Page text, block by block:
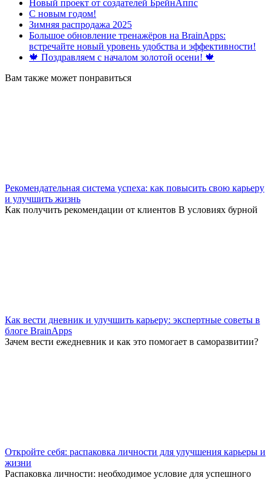
Новый проект от создателей БрейнАппс
С новым годом!
Зимняя распродажа 2025
Большое обновление тренажёров на BrainApps:
встречайте новый уровень удобства и эффективности!
🍁 Поздравляем с началом золотой осени! 🍁
Вам также может понравиться
Рекомендательная система успеха: как повысить свою карьеру
и улучшить жизнь
Как получить рекомендации от клиентов В условиях бурной
Как вести дневник и улучшить карьеру: экспертные советы в
блоге BrainApps
Зачем вести ежедневник и как это помогает в саморазвитии?
Откройте себя: распаковка личности для улучшения карьеры и
жизни
Распаковка личности: необходимое условие для успешного